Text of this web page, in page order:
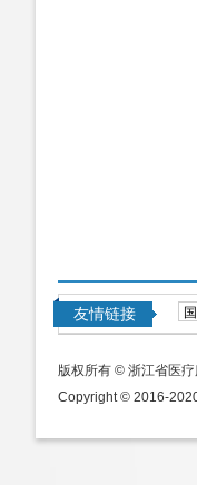
友情链接
版权所有 © 浙江省医
Copyright © 2016-